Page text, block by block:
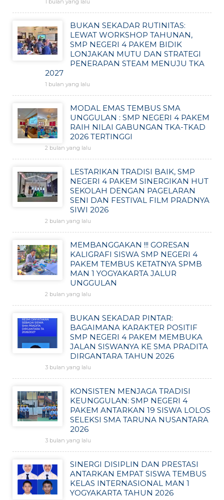
1 bulan yang lalu
BUKAN SEKADAR RUTINITAS:
LEWAT WORKSHOP TAHUNAN,
SMP NEGERI 4 PAKEM BIDIK
LONJAKAN MUTU DAN STRATEGI
PENERAPAN STEAM MENUJU TKA
2027
1 bulan yang lalu
MODAL EMAS TEMBUS SMA
UNGGULAN : SMP NEGERI 4 PAKEM
RAIH NILAI GABUNGAN TKA-TKAD
2026 TERTINGGI
2 bulan yang lalu
LESTARIKAN TRADISI BAIK, SMP
NEGERI 4 PAKEM SINERGIKAN HUT
SEKOLAH DENGAN PAGELARAN
SENI DAN FESTIVAL FILM PRADNYA
SIWI 2026
2 bulan yang lalu
MEMBANGGAKAN !!! GORESAN
KALIGRAFI SISWA SMP NEGERI 4
PAKEM TEMBUS KETATNYA SPMB
MAN 1 YOGYAKARTA JALUR
UNGGULAN
2 bulan yang lalu
BUKAN SEKADAR PINTAR:
BAGAIMANA KARAKTER POSITIF
SMP NEGERI 4 PAKEM MEMBUKA
JALAN SISWANYA KE SMA PRADITA
DIRGANTARA TAHUN 2026
3 bulan yang lalu
KONSISTEN MENJAGA TRADISI
KEUNGGULAN: SMP NEGERI 4
PAKEM ANTARKAN 19 SISWA LOLOS
SELEKSI SMA TARUNA NUSANTARA
2026
3 bulan yang lalu
SINERGI DISIPLIN DAN PRESTASI
ANTARKAN EMPAT SISWA TEMBUS
KELAS INTERNASIONAL MAN 1
YOGYAKARTA TAHUN 2026